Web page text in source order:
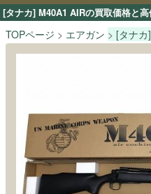
[タナカ] M40A1 AIRの買取価格と
TOPページ エアガン [タナ